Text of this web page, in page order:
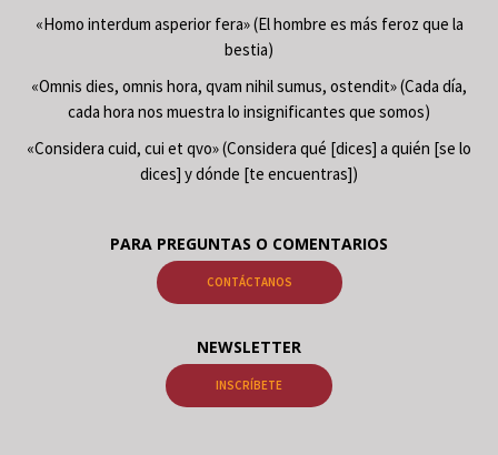
«Homo interdum asperior fera» (El hombre es más feroz que la
bestia)
«Omnis dies, omnis hora, qvam nihil sumus, ostendit» (Cada día,
cada hora nos muestra lo insignificantes que somos)
«Considera cuid, cui et qvo» (Considera qué [dices] a quién [se lo
dices] y dónde [te encuentras])
PARA PREGUNTAS O COMENTARIOS
CONTÁCTANOS
NEWSLETTER
INSCRÍBETE